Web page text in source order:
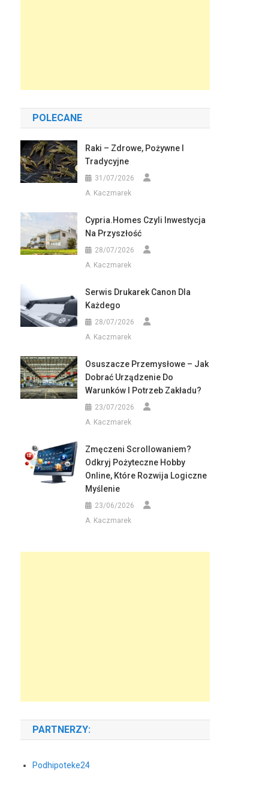
POLECANE
Raki – Zdrowe, Pożywne I
Tradycyjne
31/07/2026
A. Kaczmarek
Cypria.homes Czyli Inwestycja
Na Przyszłość
28/07/2026
A. Kaczmarek
Serwis Drukarek Canon Dla
Każdego
28/07/2026
A. Kaczmarek
Osuszacze Przemysłowe – Jak
Dobrać Urządzenie Do
Warunków I Potrzeb Zakładu?
23/07/2026
A. Kaczmarek
Zmęczeni Scrollowaniem?
Odkryj Pożyteczne Hobby
Online, Które Rozwija Logiczne
Myślenie
23/06/2026
A. Kaczmarek
PARTNERZY:
Podhipoteke24